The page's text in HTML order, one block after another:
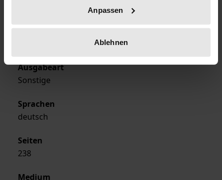
Anpassen
Ablehnen
Verlag
Ausgabeart
Sonstige
Sprachen
deutsch
Seiten
238
Medium